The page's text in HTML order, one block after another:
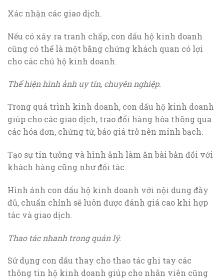
Xác nhận các giao dịch.
Nếu có xảy ra tranh chấp, con dấu hộ kinh doanh
cũng có thể là một bằng chứng khách quan có lợi
cho các chủ hộ kinh doanh.
Thể hiện hình ảnh uy tín, chuyên nghiệp.
Trong quá trình kinh doanh, con dấu hộ kinh doanh
giúp cho các giao dịch, trao đổi hàng hóa thông qua
các hóa đơn, chứng từ, báo giá trở nên minh bạch.
Tạo sự tin tưởng và hình ảnh làm ăn bài bản đối với
khách hàng cũng như đối tác.
Hình ảnh con dấu hộ kinh doanh với nội dung đầy
đủ, chuẩn chỉnh sẽ luôn được đánh giá cao khi hợp
tác và giao dịch.
Thao tác nhanh trong quản lý.
Sử dụng con dấu thay cho thao tác ghi tay các
thông tin hộ kinh doanh giúp cho nhân viên cũng